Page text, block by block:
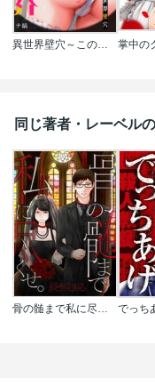
異世界壁穴～この穴のナカはめちゃめちゃ気持ちいい！ 掌中の
同じ著者・レーベル
骨の髄まで私に尽くせ｡【フルカラー】 でっち